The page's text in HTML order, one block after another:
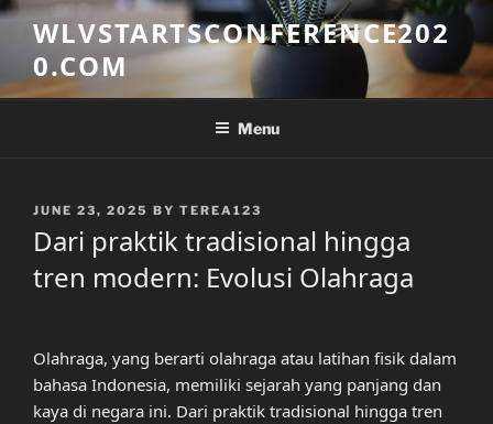
Skip
content
WLVSTARTSCONFERENCE202
0.COM
Menu
POSTED
JUNE 23, 2025 BY TEREA123
Dari praktik tradisional hingga
tren modern: Evolusi Olahraga
Olahraga, yang berarti olahraga atau latihan fisik dalam
bahasa Indonesia, memiliki sejarah yang panjang dan
kaya di negara ini. Dari praktik tradisional hingga tren